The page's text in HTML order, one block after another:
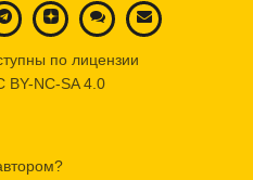
по лицензии
BY-NC-SA 4.0